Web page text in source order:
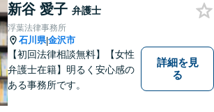
ルも対応可能【メール相談／
ビデオ面談可】【土曜日も対
応】
新谷 愛子 弁護士
浮葉法律事務所
石川県|金沢市
【初回法律相談無料】【女性
弁護士在籍】明るく安心感の
ある事務所です。
詳細を見
る